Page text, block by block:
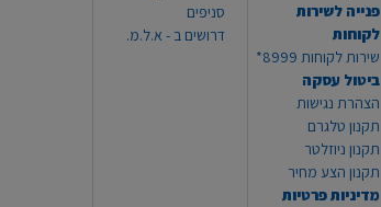
פנייה לשירות
לקוחות
שירות לקוחות 8999*
ביטול עסקה
הצהרת נגישות
תקנון טלגרם
תקנון ניוזלטר
תקנון הצע מחיר
מדיניות פרטיות
סניפים
דרושים ב - א.ל.מ.